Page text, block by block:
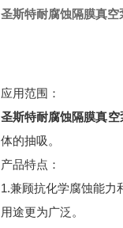
圣斯特耐腐蚀隔膜真空
应用范围：
圣斯特耐腐蚀隔膜真空
体的抽吸。
产品特点：
1.兼顾抗化学腐蚀能力
用途更为广泛。